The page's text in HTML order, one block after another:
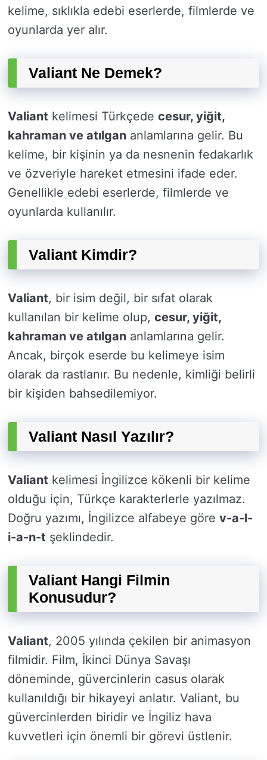
kelime, sıklıkla edebi eserlerde, filmlerde ve
oyunlarda yer alır.
Valiant Ne Demek?
Valiant kelimesi Türkçede cesur, yiğit,
kahraman ve atılgan anlamlarına gelir. Bu
kelime, bir kişinin ya da nesnenin fedakarlık
ve özveriyle hareket etmesini ifade eder.
Genellikle edebi eserlerde, filmlerde ve
oyunlarda kullanılır.
Valiant Kimdir?
Valiant, bir isim değil, bir sıfat olarak
kullanılan bir kelime olup, cesur, yiğit,
kahraman ve atılgan anlamlarına gelir.
Ancak, birçok eserde bu kelimeye isim
olarak da rastlanır. Bu nedenle, kimliği belirli
bir kişiden bahsedilemiyor.
Valiant Nasıl Yazılır?
Valiant kelimesi İngilizce kökenli bir kelime
olduğu için, Türkçe karakterlerle yazılmaz.
Doğru yazımı, İngilizce alfabeye göre v-a-l-
i-a-n-t şeklindedir.
Valiant Hangi Filmin
Konusudur?
Valiant, 2005 yılında çekilen bir animasyon
filmidir. Film, İkinci Dünya Savaşı
döneminde, güvercinlerin casus olarak
kullanıldığı bir hikayeyi anlatır. Valiant, bu
güvercinlerden biridir ve İngiliz hava
kuvvetleri için önemli bir görevi üstlenir.